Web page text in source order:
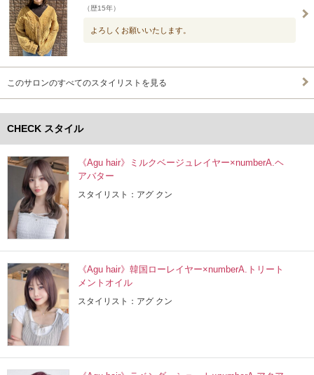
（歴15年）
よろしくお願いいたします。
このサロンのすべてのスタイリストを見る
CHECK スタイル
《Agu hair》ミルクベージュレイヤー×numberA.ヘ
アバター
スタイリスト：アグ クン
《Agu hair》韓国ローレイヤー×numberA.トリート
メントオイル
スタイリスト：アグ クン